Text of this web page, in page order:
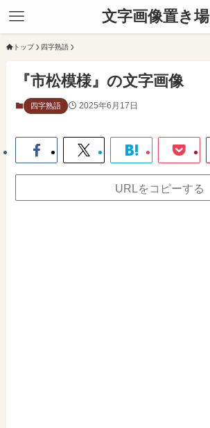
文字画像置き場
トップ 四字熟語
『市松模様』の文字画像
四字熟語 2025年6月17日
URLをコピーする